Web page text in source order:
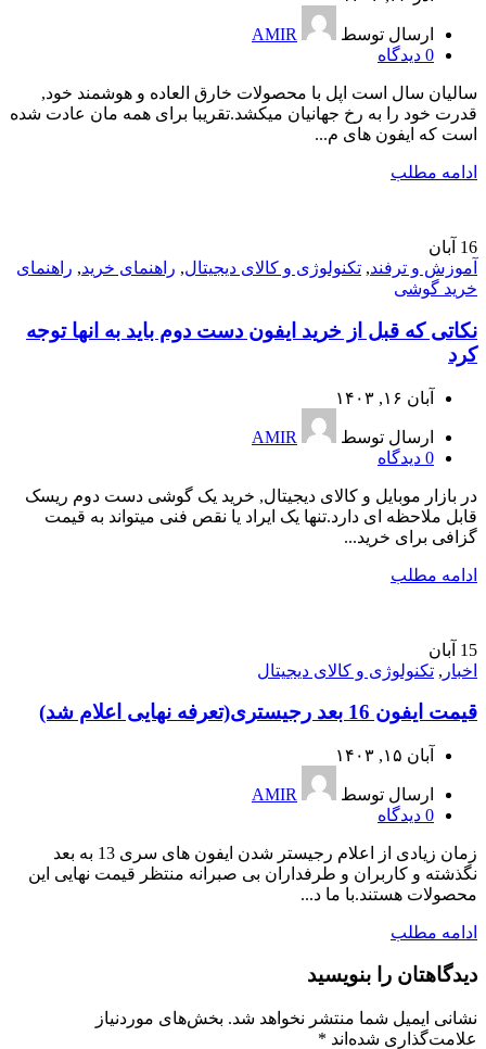
ارسال توسط
AMIR
0 دیدگاه
سالیان سال است اپل با محصولات خارق العاده و هوشمند خود,
قدرت خود را به رخ جهانیان میکشد.تقریبا برای همه مان عادت شده
است که ایفون های م...
ادامه مطلب
16 آبان
آموزش و ترفند, تکنولوژی و کالای دیجیتال, راهنمای خرید, راهنمای
خرید گوشی
نکاتی که قبل از خرید ایفون دست دوم باید به انها توجه
کرد
آبان ۱۶, ۱۴۰۳
ارسال توسط
AMIR
0 دیدگاه
در بازار موبایل و کالای دیجیتال, خرید یک گوشی دست دوم ریسک
قابل ملاحظه ای دارد.تنها یک ایراد یا نقص فنی میتواند به قیمت
گزافی برای خرید...
ادامه مطلب
15 آبان
اخبار , تکنولوژی و کالای دیجیتال
قیمت ایفون 16 بعد رجیستری(تعرفه نهایی اعلام شد)
آبان ۱۵, ۱۴۰۳
ارسال توسط
AMIR
0 دیدگاه
زمان زیادی از اعلام رجیستر شدن ایفون های سری 13 به بعد
نگذشته و کاربران و طرفداران بی صبرانه منتظر قیمت نهایی این
محصولات هستند.با ما د...
ادامه مطلب
دیدگاهتان را بنویسید
نشانی ایمیل شما منتشر نخواهد شد. بخش‌های موردنیاز
علامت‌گذاری شده‌اند *